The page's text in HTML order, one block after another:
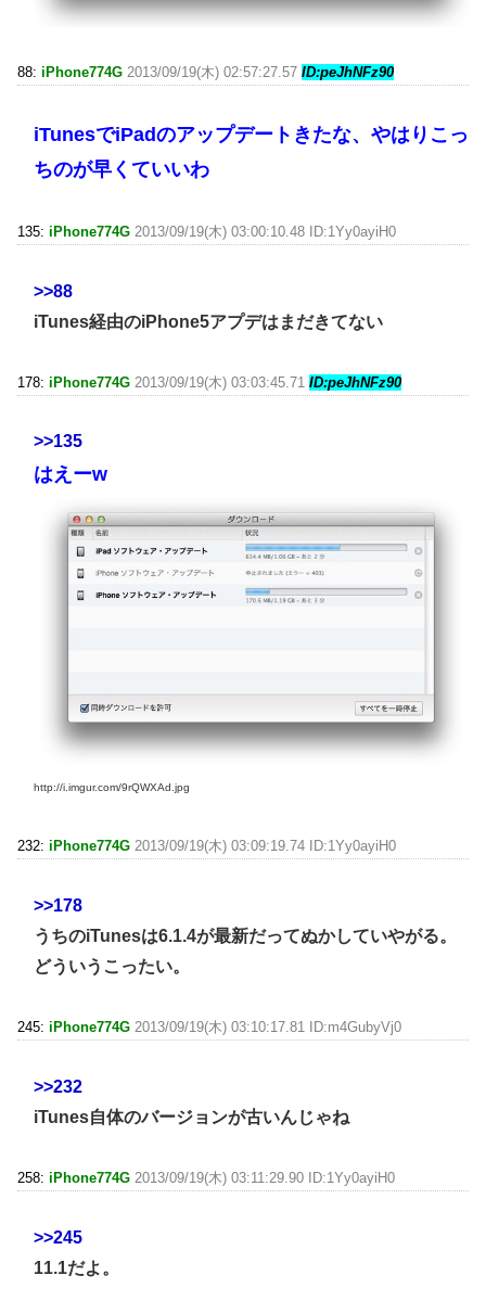
88: iPhone774G 2013/09/19(木) 02:57:27.57 ID:peJhNFz90
iTunesでiPadのアップデートきたな、やはりこっ
ちのが早くていいわ
135: iPhone774G 2013/09/19(木) 03:00:10.48 ID:1Yy0ayiH0
>>88
iTunes経由のiPhone5アプデはまだきてない
178: iPhone774G 2013/09/19(木) 03:03:45.71 ID:peJhNFz90
>>135
はえーw
http://i.imgur.com/9rQWXAd.jpg
232: iPhone774G 2013/09/19(木) 03:09:19.74 ID:1Yy0ayiH0
>>178
うちのiTunesは6.1.4が最新だってぬかしていやがる。
どういうこったい。
245: iPhone774G 2013/09/19(木) 03:10:17.81 ID:m4GubyVj0
>>232
iTunes自体のバージョンが古いんじゃね
258: iPhone774G 2013/09/19(木) 03:11:29.90 ID:1Yy0ayiH0
>>245
11.1だよ。